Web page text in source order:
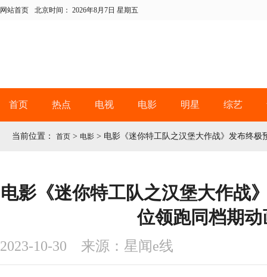
网站首页 北京时间： 2026年8月7日 星期五
首页 热点 电视 电影 明星 综艺
当前位置： 首页 > 电影 > 电影《迷你特工队之汉堡大作战》发布终极
电影《迷你特工队之汉堡大作战
位领跑同档期动
2023-10-30 来源：星闻e线